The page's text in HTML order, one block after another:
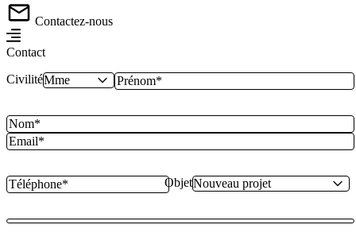
Contactez-nous
Contact
Civilité
Objet